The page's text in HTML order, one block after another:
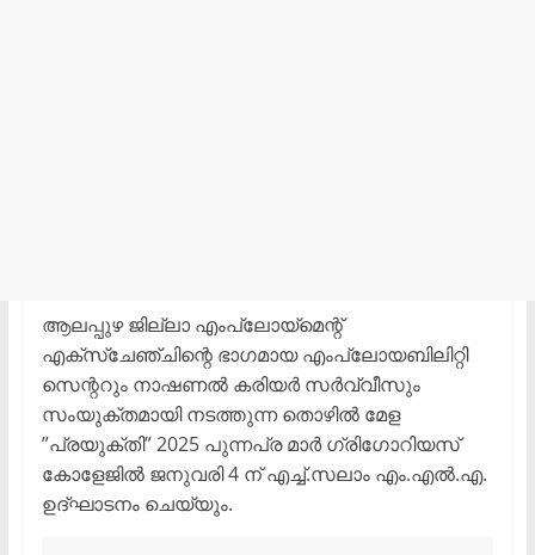
ആലപ്പുഴ ജില്ലാ എംപ്ലോയ്‌മെന്റ്
എക്‌സ്‌ചേഞ്ചിന്റെ ഭാഗമായ എംപ്ലോയബിലിറ്റി
സെന്ററും നാഷണല്‍ കരിയര്‍ സര്‍വ്വീസും
സംയുക്തമായി നടത്തുന്ന തൊഴില്‍ മേള
”പ്രയുക്തി” 2025 പുന്നപ്ര മാര്‍ ഗ്രിഗോറിയസ്
കോളേജില്‍ ജനുവരി 4 ന് എച്ച്.സലാം എം.എല്‍.എ.
ഉദ്ഘാടനം ചെയ്യും.